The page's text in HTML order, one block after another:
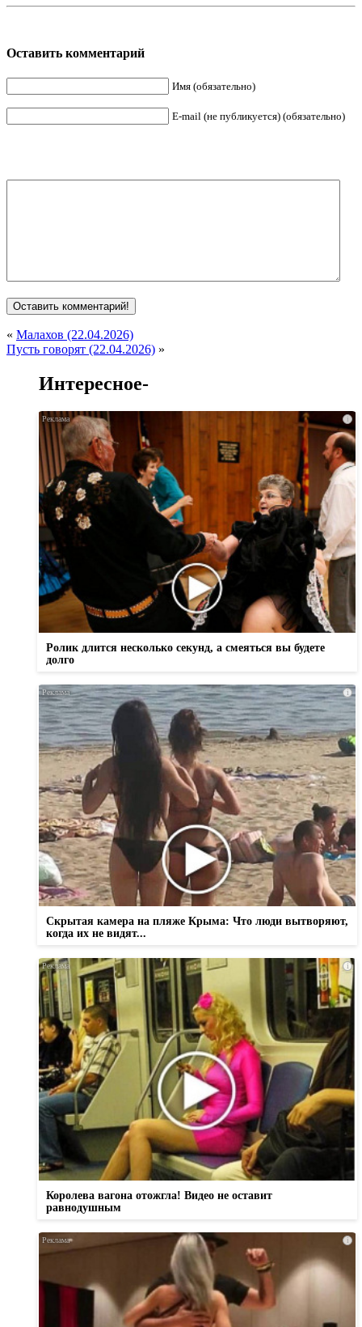
Оставить комментарий
Имя (обязательно)
E-mail (не публикуется) (обязательно)
« Малахов (22.04.2026)
Пусть говорят (22.04.2026) »
Интересное-
i
Ролик длится несколько секунд, а смеяться вы будете
долго
i
Скрытая камера на пляже Крыма: Что люди вытворяют,
когда их не видят...
i
Королева вагона отожгла! Видео не оставит
равнодушным
i